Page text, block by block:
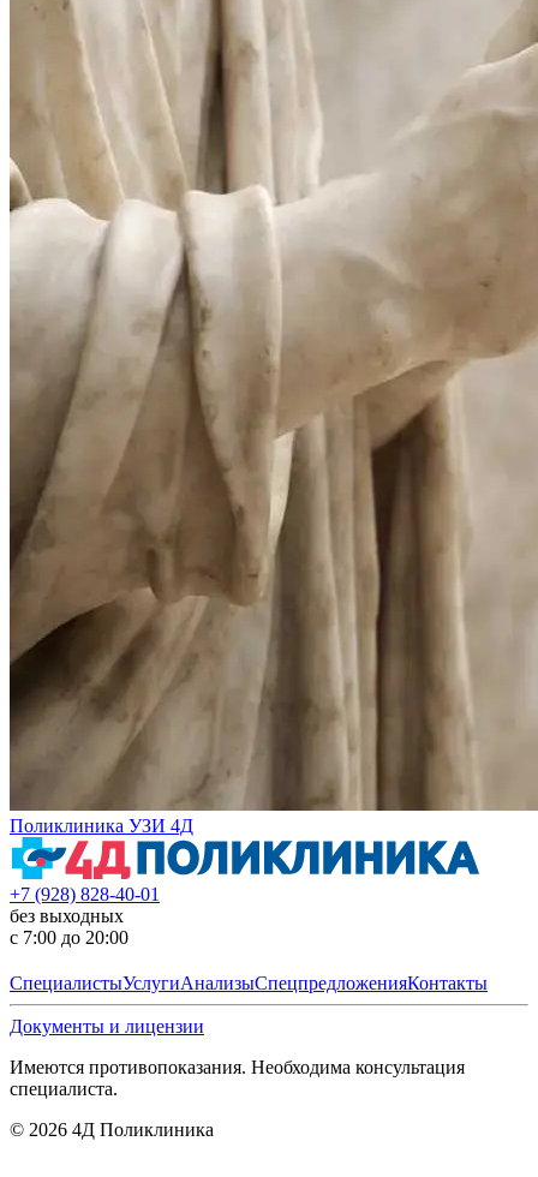
Поликлиника УЗИ 4Д
+7 (928) 828-40-01
без выходных
с 7:00 до 20:00
СпециалистыУслугиАнализыСпецпредложенияКонтакты
Документы и лицензии
Имеются противопоказания. Необходима консультация
специалиста.
© 2026 4Д Поликлиника